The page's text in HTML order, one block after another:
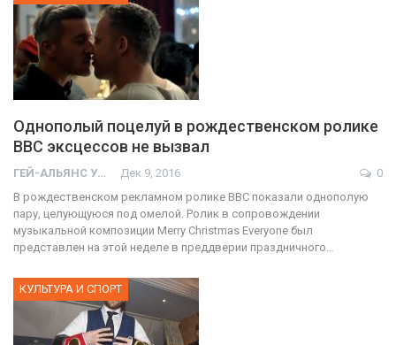
Однополый поцелуй в рождественском ролике
ВВС эксцессов не вызвал
ГЕЙ-АЛЬЯНС УКРАИНА Дек 9, 2016
0
В рождественском рекламном ролике ВВС показали однополую
пару, целующуюся под омелой. Ролик в сопровождении
музыкальной композиции Merry Christmas Everyone был
представлен на этой неделе в преддверии праздничного…
КУЛЬТУРА И СПОРТ